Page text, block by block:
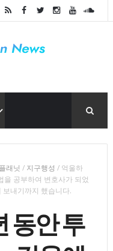
래닛 / 지구행성 / 억울하
을 공부하여 변호사가 되었
내기까지 했습니다.
동안 투